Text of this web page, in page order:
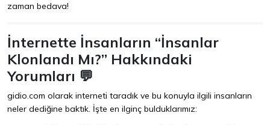
zaman bedava!
İnternette İnsanların “İnsanlar
Klonlandı Mı?” Hakkındaki
Yorumları 💬
gidio.com olarak interneti taradık ve bu konuyla ilgili insanların
neler dediğine baktık. İşte en ilginç bulduklarımız: